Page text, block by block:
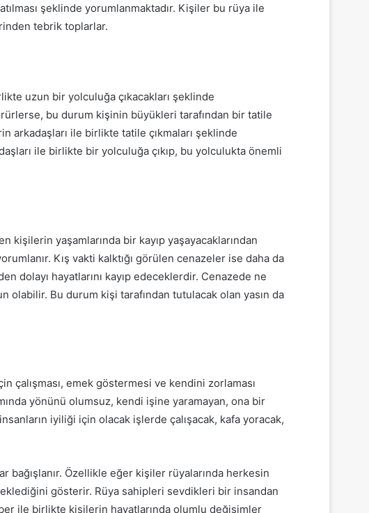
şeklinde yorumlanmaktadır. Kişiler bu rüya ile
tebrik toplarlar.
uzun bir yolculuğa çıkacakları şeklinde
bu durum kişinin büyükleri tarafından bir tatile
arkadaşları ile birlikte tatile çıkmaları şeklinde
ile birlikte bir yolculuğa çıkıp, bu yolculukta önemli
kişilerin yaşamlarında bir kayıp yaşayacaklarından
Kış vakti kalktığı görülen cenazeler ise daha da
dolayı hayatlarını kayıp edeceklerdir. Cenazede ne
Bu durum kişi tarafından tutulacak olan yasın da
çalışması, emek göstermesi ve kendini zorlaması
yönünü olumsuz, kendi işine yaramayan, ona bir
iyiliği için olacak işlerde çalışacak, kafa yoracak,
bağışlanır. Özellikle eğer kişiler rüyalarında herkesin
gösterir. Rüya sahipleri sevdikleri bir insandan
ile birlikte kişilerin hayatlarında olumlu değişimler